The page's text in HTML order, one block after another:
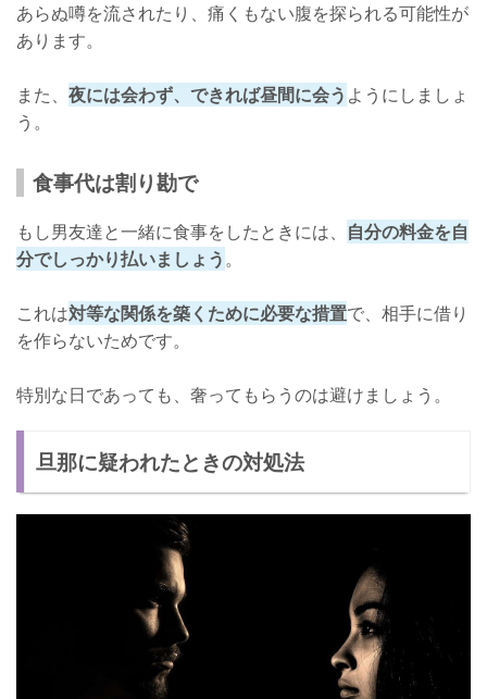
あらぬ噂を流されたり、痛くもない腹を探られる可能性が
あります。
また、 夜には会わず、できれば昼間に会う ようにしましょ
う。
食事代は割り勘で
もし男友達と一緒に食事をしたときには、 自分の料金を自
分でしっかり払いましょう。
これは対等な関係を築くために必要な措置で、相手に借り
を作らないためです。
特別な日であっても、奢ってもらうのは避けましょう。
旦那に疑われたときの対処法